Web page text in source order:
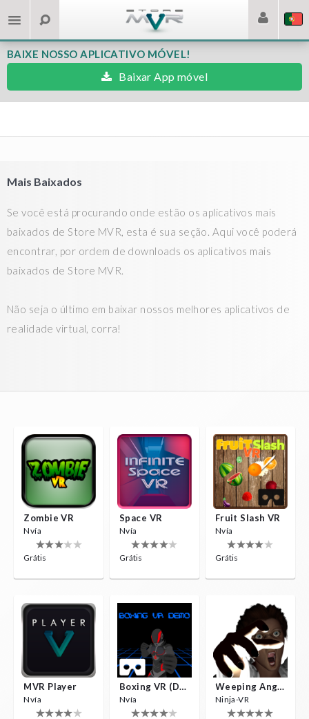
BAIXE NOSSO APLICATIVO MÓVEL!
Baixar App móvel
Mais Baixados
Se você está procurando onde estão os aplicativos mais
baixados de Store MVR, esta é sua seção. Aqui você poderá
encontrar, por ordem de downloads os aplicativos mais
baixados de Store MVR.
Não seja o último em baixar nossos melhores aplicativos de
realidade virtual, corra!
Zombie VR
Nvía
Grátis
Space VR
Nvía
Grátis
Fruit Slash VR
Nvía
Grátis
MVR Player
Nvía
Boxing VR (Demo)
Nvía
Weeping Angels VR
Ninja-VR